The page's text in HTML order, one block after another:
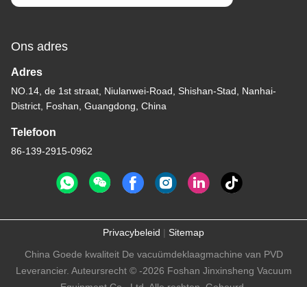
Ons adres
Adres
NO.14, de 1st straat, Niulanwei-Road, Shishan-Stad, Nanhai-
District, Foshan, Guangdong, China
Telefoon
86-139-2915-0962
Privacybeleid | Sitemap
China Goede kwaliteit De vacuümdeklaagmachine van PVD
Leverancier. Auteursrecht © -2026 Foshan Jinxinsheng Vacuum